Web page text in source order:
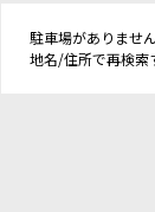
駐車場がありません
地名/住所で再検索